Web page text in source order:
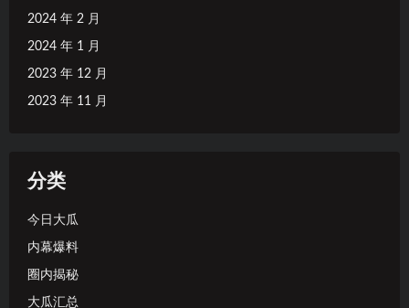
2024 年 2 月
2024 年 1 月
2023 年 12 月
2023 年 11 月
分类
今日大瓜
内幕爆料
圈内揭秘
大瓜汇总